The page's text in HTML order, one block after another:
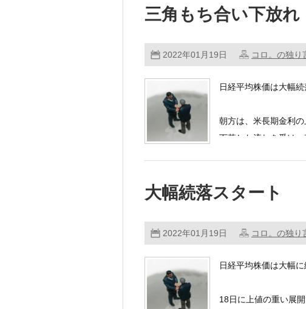
三角もち合い下放れ
2022年01月19日 コロ。の独り
日経平均株価は大幅続
朝方は、米長期金利
下落した流れを受け
大幅続落スタート
2022年01月19日 コロ。の独り
日経平均株価は大幅に
18日に上値の重い展